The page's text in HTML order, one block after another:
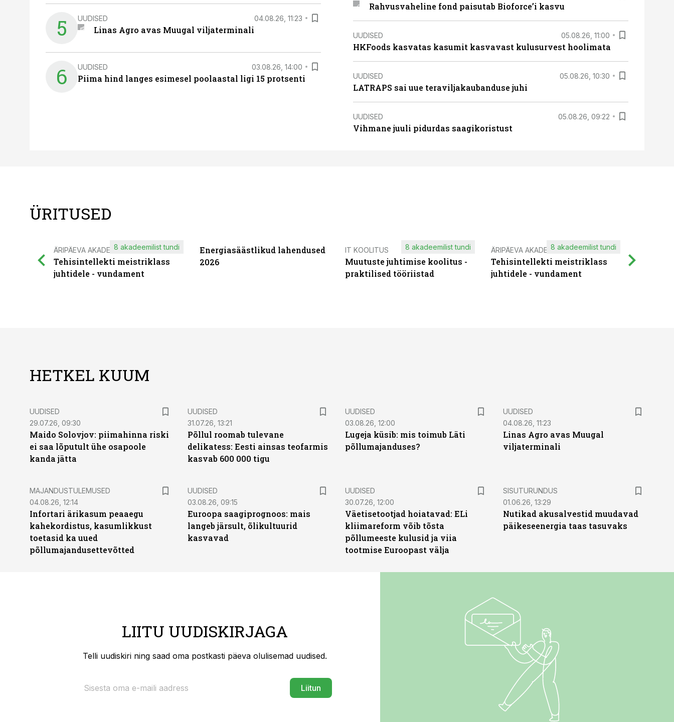
5 UUDISED 04.08.26, 11:23
Linas Agro avas Muugal viljaterminali
6 UUDISED 03.08.26, 14:00
Piima hind langes esimesel poolaastal ligi 15 protsenti
Rahvusvaheline fond paisutab Bioforce’i kasvu
UUDISED 05.08.26, 11:00
HKFoods kasvatas kasumit kasvavast kulusurvest hoolimata
UUDISED 05.08.26, 10:30
LATRAPS sai uue teraviljakaubanduse juhi
UUDISED 05.08.26, 09:22
Vihmane juuli pidurdas saagikoristust
ÜRITUSED
ÄRIPÄEVA AKADEEMIA
Tehisintellekti meistriklass
juhtidele - vundament
8 akadeemilist tundi
Energiasäästlikud lahendused
2026
IT KOOLITUS
Muutuste juhtimise koolitus -
praktilised tööriistad
8 akadeemilist tundi ÄRIPÄEVA AKADEEMIA
Tehisintellekti meistriklass
juhtidele - vundament
8 akadeemilist tundi
HETKEL KUUM
UUDISED
29.07.26, 09:30
Maido Solovjov: piimahinna riski
ei saa lõputult ühe osapoole
kanda jätta
UUDISED
31.07.26, 13:21
Põllul roomab tulevane
delikatess: Eesti ainsas teofarmis
kasvab 600 000 tigu
UUDISED
03.08.26, 12:00
Lugeja küsib: mis toimub Läti
põllumajanduses?
UUDISED
04.08.26, 11:23
Linas Agro avas Muugal
viljaterminali
MAJANDUSTULEMUSED
04.08.26, 12:14
Infortari ärikasum peaaegu
kahekordistus, kasumlikkust
toetasid ka uued
põllumajandusettevõtted
UUDISED
03.08.26, 09:15
Euroopa saagiprognoos: mais
langeb järsult, õlikultuurid
kasvavad
UUDISED
30.07.26, 12:00
Väetisetootjad hoiatavad: ELi
kliimareform võib tõsta
põllumeeste kulusid ja viia
tootmise Euroopast välja
ST
SISUTURUNDUS
01.06.26, 13:29
Nutikad akusalvestid muudavad
päikeseenergia taas tasuvaks
LIITU UUDISKIRJAGA
Telli uudiskiri ning saad oma postkasti päeva olulisemad uudised.
Liitun